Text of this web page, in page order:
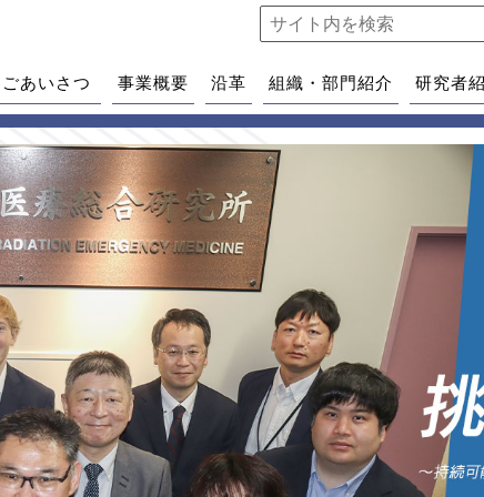
ごあいさつ 事業概要 沿革 組織・部門紹介 研究者